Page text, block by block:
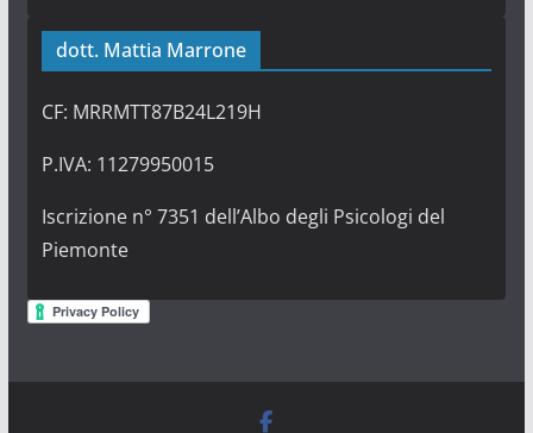
dott. Mattia Marrone
CF: MRRMTT87B24L219H
P.IVA: 11279950015
Iscrizione n° 7351 dell’Albo degli Psicologi del
Piemonte